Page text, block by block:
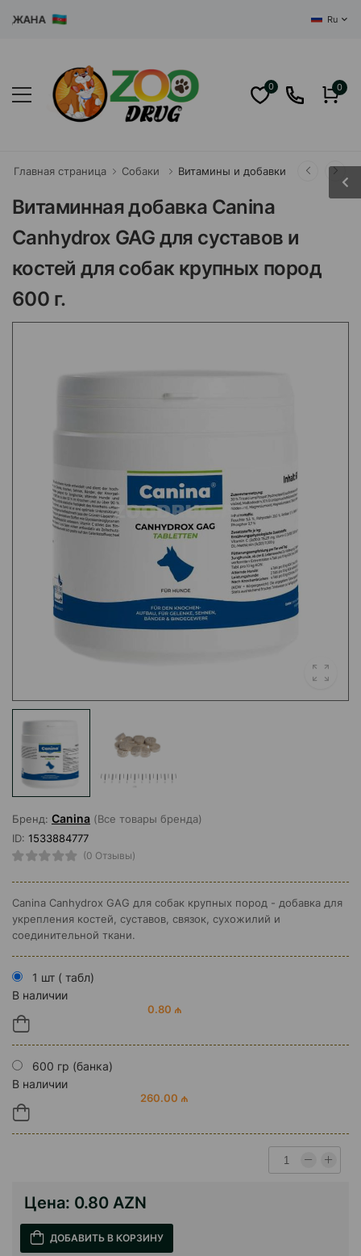
Ru
0 0
Главная страница Собаки Витамины и добавки
Витаминная добавка Canina
Canhydrox GAG для суставов и
костей для собак крупных пород
600 г.
Бренд: Canina (Все товары бренда)
ID: 1533884777
(0 Отзывы)
Canina Canhydrox GAG для собак крупных пород - добавка для
укрепления костей, суставов, связок, сухожилий и
соединительной ткани.
1 шт ( табл)
В наличии
0.80 ₼
600 гр (банка)
В наличии
260.00 ₼
Цена: 0.80 AZN
ДОБАВИТЬ В КОРЗИНУ